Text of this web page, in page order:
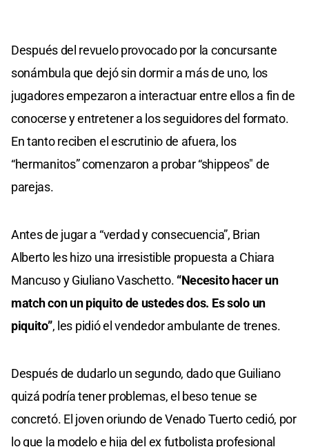
Después del revuelo provocado por la concursante
sonámbula que dejó sin dormir a más de uno, los
jugadores empezaron a interactuar entre ellos a fin de
conocerse y entretener a los seguidores del formato.
En tanto reciben el escrutinio de afuera, los
“hermanitos” comenzaron a probar “shippeos" de
parejas.
Antes de jugar a “verdad y consecuencia”, Brian
Alberto les hizo una irresistible propuesta a Chiara
Mancuso y Giuliano Vaschetto. “Necesito hacer un
match con un piquito de ustedes dos. Es solo un
piquito”, les pidió el vendedor ambulante de trenes.
Después de dudarlo un segundo, dado que Guiliano
quizá podría tener problemas, el beso tenue se
concretó. El joven oriundo de Venado Tuerto cedió, por
lo que la modelo e hija del ex futbolista profesional